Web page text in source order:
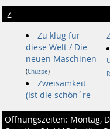
Z
Zu klug für
diese Welt / Die
neuen Maschinen
(Chuzpe)
Zweisamkeit
(Ist die schön´re
Öffnungszeiten: Montag,